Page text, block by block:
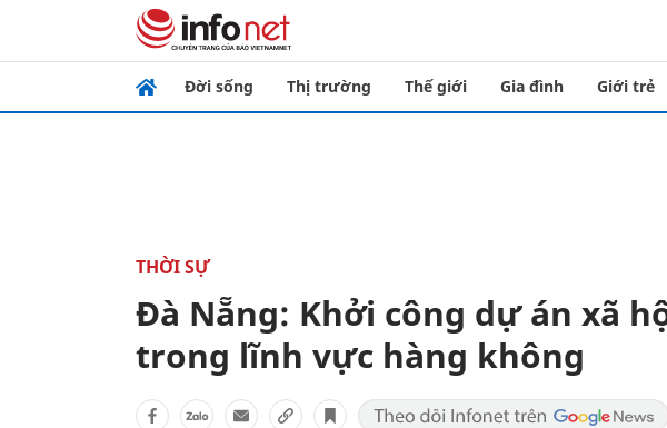
Đời sống Thị trường Thế giới Gia đình Giới trẻ
THỜI SỰ
Đà Nẵng: Khởi công dự án xã
trong lĩnh vực hàng không